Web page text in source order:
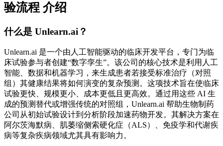
验流程 介绍
什么是 Unlearn.ai？
Unlearn.ai 是一个由人工智能驱动的临床开发平台，专门为临
床试验参与者创建“数字孪生”。该公司的核心技术是利用人工
智能、数据和机器学习，来生成患者若接受标准治疗（对照
组）其健康结果将如何演变的复杂预测。这项技术旨在使临床
试验更快、规模更小、成本更低且更高效。通过用这些 AI 生
成的预测替代或增强传统的对照组，Unlearn.ai 帮助生物制药
公司从初始试验设计到分析阶段加速药物开发。其解决方案在
阿尔茨海默病、肌萎缩侧索硬化症（ALS）、免疫学和代谢疾
病等复杂疾病领域尤其具有影响力。